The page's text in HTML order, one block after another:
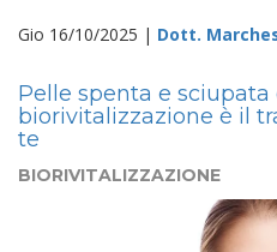
Gio 16/10/2025 | Dott.
Pelle spenta e sciupata
biorivitalizzazione è il
te
BIORIVITALIZZAZIONE